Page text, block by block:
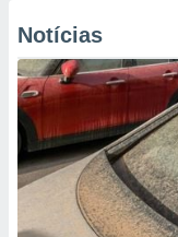
Notícias